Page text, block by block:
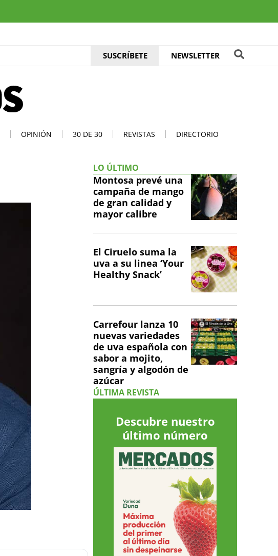
SUSCRÍBETE NEWSLETTER
OPINIÓN 30 DE 30 REVISTAS DIRECTORIO
LO ÚLTIMO
Montosa prevé una
campaña de mango
de gran calidad y
mayor calibre
El Ciruelo suma la
uva a su linea ‘Your
Healthy Snack’
Carrefour lanza 10
nuevas variedades
de uva española con
sabor a mojito,
sangría y algodón de
azúcar
ÚLTIMA REVISTA
Descubre nuestro
último número